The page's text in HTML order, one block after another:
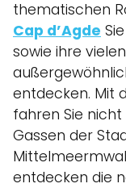
thematischen
Cap d’Agde
sowie ihre
entdecken. Mit
fahren Sie
Gassen der
entdecken die